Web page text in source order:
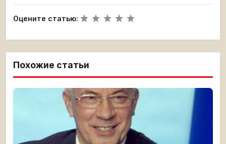
Оцените статью:
Похожие статьи